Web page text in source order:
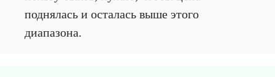
поднялась и осталась выше этого
диапазона.